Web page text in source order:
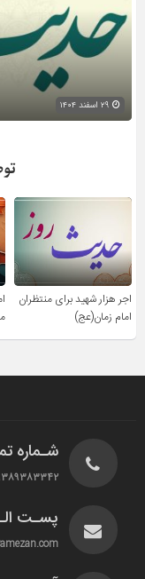
اجر هزار شهید برای منتظران
امام زمان(عج)
شـماره
پسـت